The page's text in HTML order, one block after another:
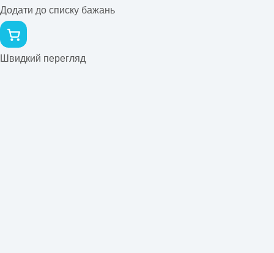
Додати до списку бажань
Швидкий перегляд